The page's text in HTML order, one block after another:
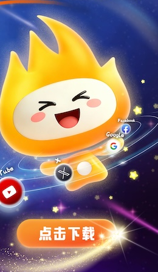
支持
支持 反对 [0]
速器 旋风加速器
八戒看书
速器
DISBAO下载站
箭vp加速器官网
快连vn破解版
推荐